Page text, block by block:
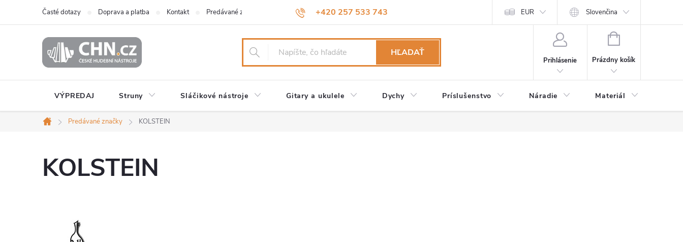
+420 257 533 743
Časté dotazy Doprava a platba Kontakt Predávané značky Návody a údržba Reklamácia Obchodné podmienky a osobné údaje Odstúpenie od kúpnej zmluvy
EUR Slovenčina
HĽADAŤ
Prihlásenie
NÁKUPNÝ
Prázdny košík
VÝPREDAJ Struny Sláčikové nástroje Gitary a ukulele Dychy Príslušenstvo Náradie Materiál
Domov
Predávané značky KOLSTEIN
KOLSTEIN